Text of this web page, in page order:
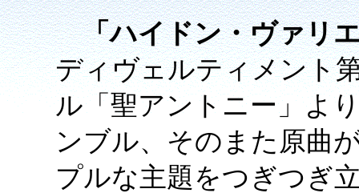
「ハイドン・ヴァリ
ディヴェルティメント
ル「聖アントニー」よ
ンブル、そのまた原曲
プルな主題をつぎつぎ